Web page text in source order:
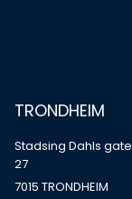
TRONDHEIM
Stadsing Dahls gate
27
7015 TRONDHEIM